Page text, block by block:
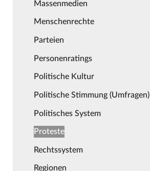
Massenmedien
Menschenrechte
Parteien
Personenratings
Politische Kultur
Politische Stimmung (Umfragen)
Politisches System
Proteste
Rechtssystem
Regionen